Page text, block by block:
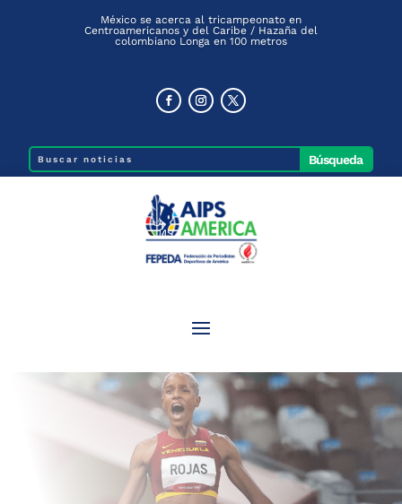
México se acerca al tricampeonato en
Centroamericanos y del Caribe / Hazaña del
colombiano Longa en 100 metros